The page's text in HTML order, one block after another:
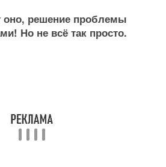
оно, решение проблемы
Но не всё так просто.